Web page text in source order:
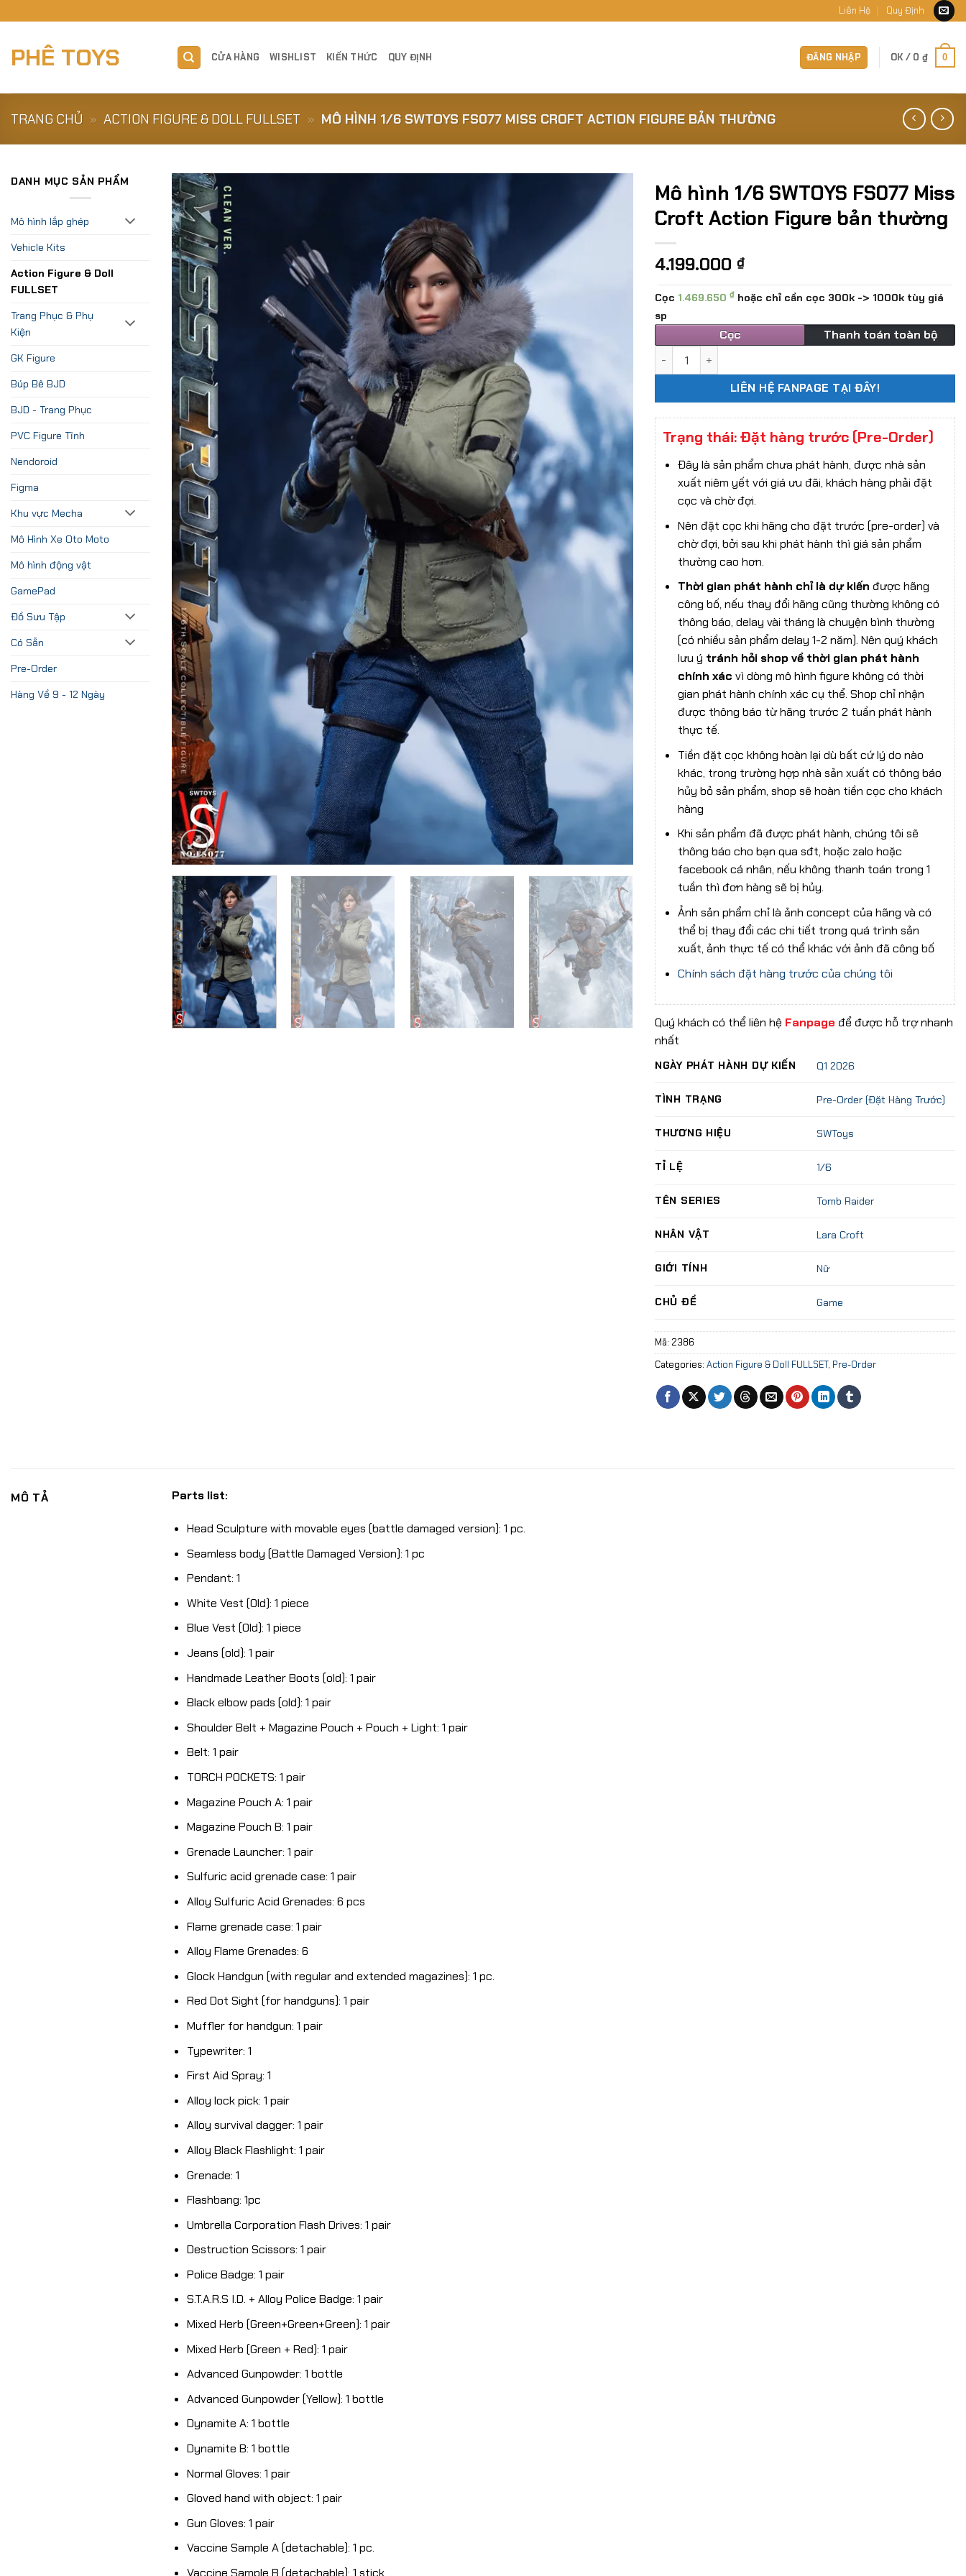
to
Liên Hệ Quy Định
PHÊ TOYS CỬA HÀNG WISHLIST KIẾN THỨC QUY ĐỊNH ĐĂNG NHẬP OK / 0 ₫ 0
TRANG CHỦ » ACTION FIGURE & DOLL FULLSET » MÔ HÌNH 1/6 SWTOYS FS077 MISS CROFT ACTION FIGURE BẢN THƯỜNG
DANH MỤC SẢN PHẨM
Mô hình lắp ghép
Vehicle Kits
Action Figure & Doll
FULLSET
Trang Phục & Phụ
Kiện
GK Figure
Búp Bê BJD
BJD - Trang Phục
PVC Figure Tĩnh
Nendoroid
Figma
Khu vực Mecha
Mô Hình Xe Oto Moto
Mô hình động vật
GamePad
Đồ Sưu Tập
Có Sẵn
Pre-Order
Hàng Về 9 - 12 Ngày
Add to
Mô hình 1/6 SWTOYS FS077 Miss
Croft Action Figure bản thường
4.199.000 ₫
Cọc 1.469.650 ₫ hoặc chỉ cần cọc 300k -> 1000k tùy giá
sp
Cọc Thanh toán toàn bộ
LIÊN HỆ FANPAGE TẠI ĐÂY!
Trạng thái: Đặt hàng trước (Pre-Order)
Đây là sản phẩm chưa phát hành, được nhà sản
xuất niêm yết với giá ưu đãi, khách hàng phải đặt
cọc và chờ đợi.
Nên đặt cọc khi hãng cho đặt trước (pre-order) và
chờ đợi, bởi sau khi phát hành thì giá sản phẩm
thường cao hơn.
Thời gian phát hành chỉ là dự kiến được hãng
công bố, nếu thay đổi hãng cũng thường không có
thông báo, delay vài tháng là chuyện bình thường
(có nhiều sản phẩm delay 1-2 năm). Nên quý khách
lưu ý tránh hỏi shop về thời gian phát hành
chính xác vì dòng mô hình figure không có thời
gian phát hành chính xác cụ thể. Shop chỉ nhận
được thông báo từ hãng trước 2 tuần phát hành
thực tế.
Tiền đặt cọc không hoàn lại dù bất cứ lý do nào
khác, trong trường hợp nhà sản xuất có thông báo
hủy bỏ sản phẩm, shop sẽ hoàn tiền cọc cho khách
hàng
Khi sản phẩm đã được phát hành, chúng tôi sẽ
thông báo cho bạn qua sđt, hoặc zalo hoặc
facebook cá nhân, nếu không thanh toán trong 1
tuần thì đơn hàng sẽ bị hủy.
Ảnh sản phẩm chỉ là ảnh concept của hãng và có
thể bị thay đổi các chi tiết trong quá trình sản
xuất, ảnh thực tế có thể khác với ảnh đã công bố
Chính sách đặt hàng trước của chúng tôi
Quý khách có thể liên hệ Fanpage để được hỗ trợ nhanh
nhất
NGÀY PHÁT HÀNH DỰ KIẾN Q1 2026
TÌNH TRẠNG Pre-Order (Đặt Hàng Trước)
THƯƠNG HIỆU SWToys
TỈ LỆ 1/6
TÊN SERIES Tomb Raider
NHÂN VẬT Lara Croft
GIỚI TÍNH Nữ
CHỦ ĐỀ Game
Mã: 2386
Categories: Action Figure & Doll FULLSET, Pre-Order
MÔ TẢ Parts list:
Head Sculpture with movable eyes (battle damaged version): 1 pc.
Seamless body (Battle Damaged Version): 1 pc
Pendant: 1
White Vest (Old): 1 piece
Blue Vest (Old): 1 piece
Jeans (old): 1 pair
Handmade Leather Boots (old): 1 pair
Black elbow pads (old): 1 pair
Shoulder Belt + Magazine Pouch + Pouch + Light: 1 pair
Belt: 1 pair
TORCH POCKETS: 1 pair
Magazine Pouch A: 1 pair
Magazine Pouch B: 1 pair
Grenade Launcher: 1 pair
Sulfuric acid grenade case: 1 pair
Alloy Sulfuric Acid Grenades: 6 pcs
Flame grenade case: 1 pair
Alloy Flame Grenades: 6
Glock Handgun (with regular and extended magazines): 1 pc.
Red Dot Sight (for handguns): 1 pair
Muffler for handgun: 1 pair
Typewriter: 1
First Aid Spray: 1
Alloy lock pick: 1 pair
Alloy survival dagger: 1 pair
Alloy Black Flashlight: 1 pair
Grenade: 1
Flashbang: 1pc
Umbrella Corporation Flash Drives: 1 pair
Destruction Scissors: 1 pair
Police Badge: 1 pair
S.T.A.R.S I.D. + Alloy Police Badge: 1 pair
Mixed Herb (Green+Green+Green): 1 pair
Mixed Herb (Green + Red): 1 pair
Advanced Gunpowder: 1 bottle
Advanced Gunpowder (Yellow): 1 bottle
Dynamite A: 1 bottle
Dynamite B: 1 bottle
Normal Gloves: 1 pair
Gloved hand with object: 1 pair
Gun Gloves: 1 pair
Vaccine Sample A (detachable): 1 pc.
Vaccine Sample B (detachable): 1 stick